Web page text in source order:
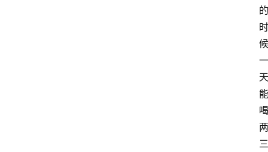
的
时
候
一
天
能
喝
两
三